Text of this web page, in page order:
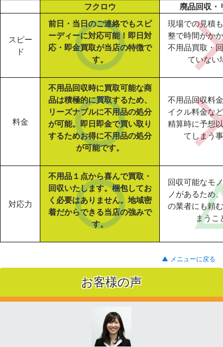
フクロウ 廃品回収・
スピー
ド
前日・当日のご連絡でもスピ
ーディーに対応可能！即日対
応・即金買取が当店の特徴で
す。
現場での見積
整で時間がか
不用品買取・
ていない
料金
不用品回収時に買取可能な商
品は積極的に買取するため、
リーズナブルに不用品の処分
が可能。即日即金で買い取り
するためお得に不用品の処分
が可能です。
不用品回収料
イクル料金な
精算時に予想
てしまう
対応力
不用品１点から喜んで買取・
回収いたします。梱包してお
く必要はありません。地域密
着だからできる当店の強みで
す。
回収可能なモ
ノがあるため
の業者にも頼
まうこ
▲ メニューに戻る
お客様の声